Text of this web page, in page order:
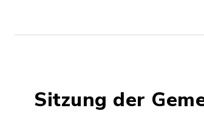
Sitzung der